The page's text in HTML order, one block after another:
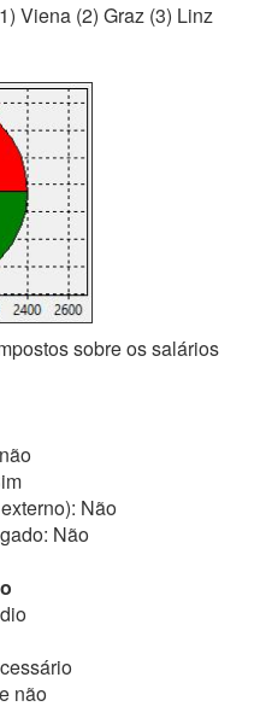
Viena (2) Graz (3) Linz
sobre os salários
Não
Não
não